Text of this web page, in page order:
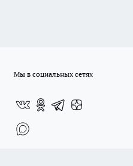
Мы в социальных сетях